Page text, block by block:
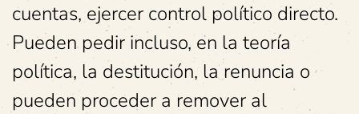
cuentas, ejercer control político directo.
Pueden pedir incluso, en la teoría
política, la destitución, la renuncia o
pueden proceder a remover al